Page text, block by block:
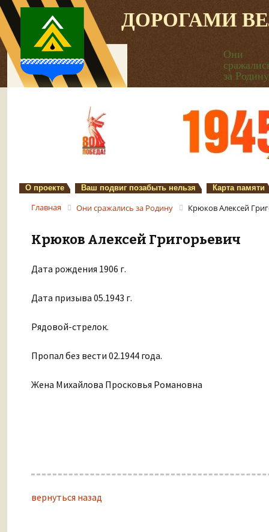
ДОРОГАМИ
Они
за Родину
О проекте Ваш подвиг позабыть нельзя Карта памяти
Главная Они сражались за Родину Крюков Алексей
Крюков Алексей Григорьевич
Дата рождения 1906 г.
Дата призыва 05.1943 г.
Рядовой-стрелок.
Пропал без вести 02.1944 года.
Жена Михайлова Просковья Романовна
вернуться назад